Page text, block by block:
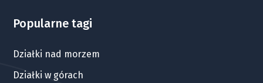
Popularne tagi
Działki nad morzem
Działki w górach